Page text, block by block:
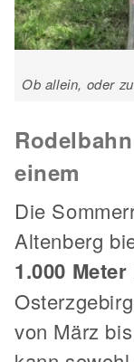
Ob allein, oder
einem
Die
Altenberg
1.000
von März